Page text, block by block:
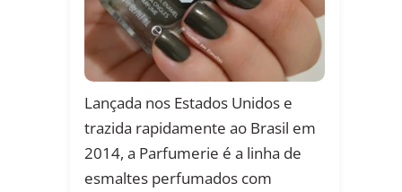
Lançada nos Estados Unidos e
trazida rapidamente ao Brasil em
2014, a Parfumerie é a linha de
esmaltes perfumados com